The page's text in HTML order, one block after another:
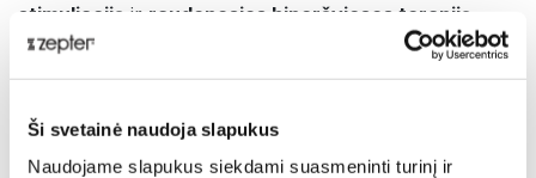
Ši svetainė naudoja slapukus
Naudojame slapukus siekdami suasmeninti turinį ir
stimuliaciją ir raudonosios hiperšviesos terapiją
kompaktiškame, kišeniniame korpuse. Įkvėptas
įtampos, sustingimo ir nuovargio — bet kuriuo metu ir
bet kur.